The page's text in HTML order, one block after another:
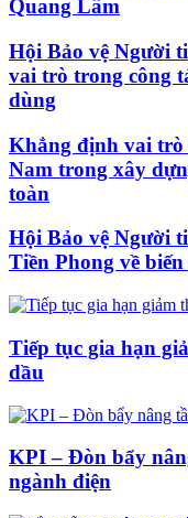
Quang Lâm
Hội Bảo vệ Người
vai trò trong công
dùng
Khẳng định vai trò
Nam trong xây
toàn
Hội Bảo vệ Người
Tiền Phong về
Tiếp tục gia hạn
dầu
KPI – Đòn bẩy
ngành điện